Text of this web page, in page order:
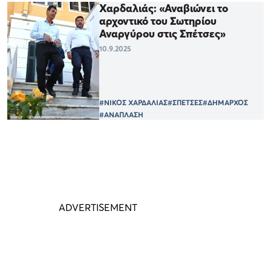
Χαρδαλιάς: «Αναβιώνει το
αρχοντικό του Σωτηρίου
Αναργύρου στις Σπέτσες»
10.9.2025
#ΝΙΚΟΣ ΧΑΡΔΑΛΙΑΣ#ΣΠΕΤΣΕΣ#ΔΗΜΑΡΧΟΣ
#ΑΝΑΠΛΑΣΗ